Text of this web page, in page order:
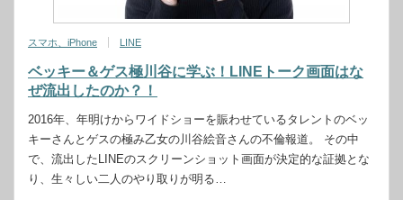
スマホ、iPhone LINE
ベッキー＆ゲス極川谷に学ぶ！LINEトーク画面はな
ぜ流出したのか？！
2016年、年明けからワイドショーを賑わせているタレントのベッ
キーさんとゲスの極み乙女の川谷絵音さんの不倫報道。 その中
で、流出したLINEのスクリーンショット画面が決定的な証拠とな
り、生々しい二人のやり取りが明る…